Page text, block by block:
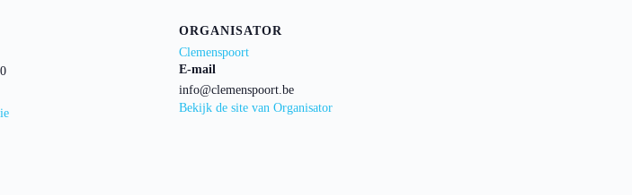
ORGANISATOR
Clemenspoort
E-mail
info@clemenspoort.be
Bekijk de site van Organisator